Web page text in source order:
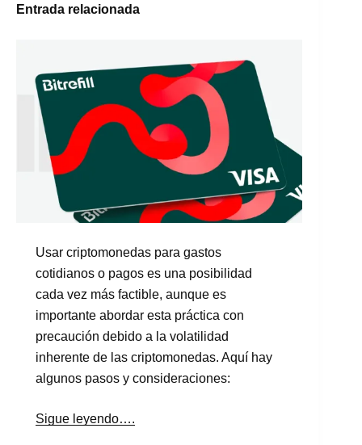
Entrada relacionada
Usar criptomonedas para gastos
cotidianos o pagos es una posibilidad
cada vez más factible, aunque es
importante abordar esta práctica con
precaución debido a la volatilidad
inherente de las criptomonedas. Aquí hay
algunos pasos y consideraciones:
Sigue leyendo….